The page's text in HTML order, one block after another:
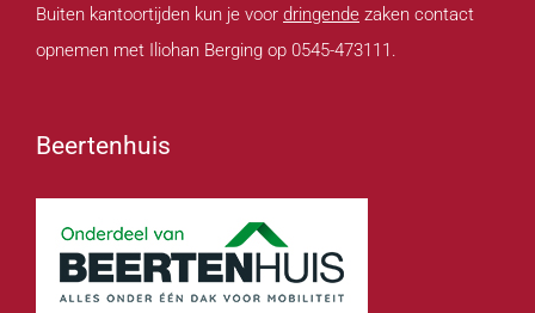
Buiten kantoortijden kun je voor dringende zaken contact
opnemen met Iliohan Berging op 0545-473111.
Beertenhuis